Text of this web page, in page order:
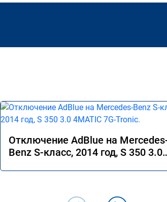
Отключение AdBlue на
Benz S-класс, 2014 год, S 350 3.0